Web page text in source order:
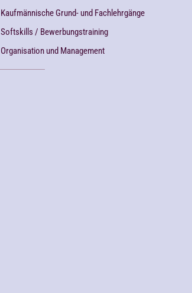
Kaufmännische Grund- und Fachlehrgänge
Softskills / Bewerbungstraining
Organisation und Management